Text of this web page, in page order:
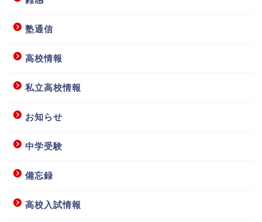
塾通信
高校情報
私立高校情報
お知らせ
中学受験
備忘録
高校入試情報